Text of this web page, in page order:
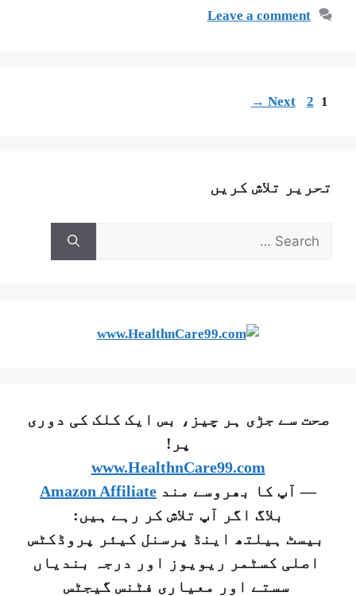
Leave a comment
1
2
Next
→
تحریر تلاش کریں
صحت سے جڑی ہر چیز، بس ایک کلک کی دوری
پر!
www.HealthnCare99.com
— آپ کا بھروسے مند Amazon Affiliate
بلاگ اگر آپ تلاش کر رہے ہیں:
بیسٹ ہیلتھ اینڈ پرسنل کیئر پروڈکٹس
اصلی کسٹمر ریویوز اور درجہ بندیاں
سستے اور معیاری فٹنس گیجٹس